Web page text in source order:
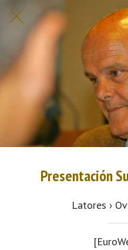
Presentación
Latores ›